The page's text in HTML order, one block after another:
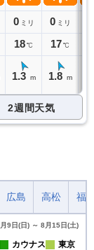
0 ミリ
18℃
1.3 m
0 ミリ
17℃
1.8 m
2週間天気
広島 高松 福
9日(日) ～ 8月15日(土)
カウナス 東京